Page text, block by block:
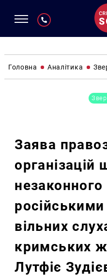
Головна Аналітика
Заява
організацій
вільних
кримських
Лутфіє